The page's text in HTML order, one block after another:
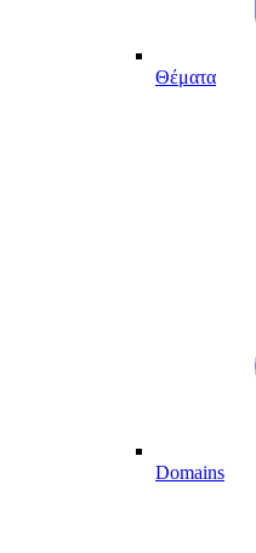
Θέματα
Domains